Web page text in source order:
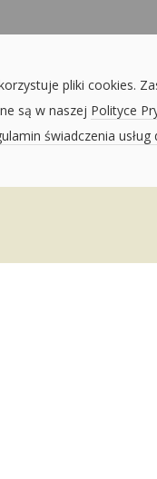
pliki cookies.
są w naszej Polityce
świadczenia